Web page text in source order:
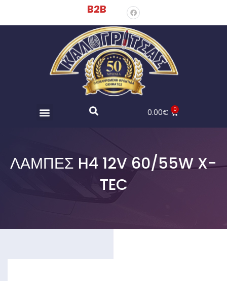
B2B
0.00€ 0
ΛΑΜΠΕΣ H4 12V 60/55W X-
TEC